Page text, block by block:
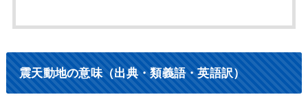
震天動地の意味（出典・類義語・英語訳）